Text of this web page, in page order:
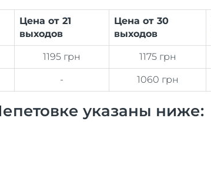
Цена от 21
выходов
Цена от 30
выходов
1195 грн 1175 грн
- 1060 грн
указаны ниже: